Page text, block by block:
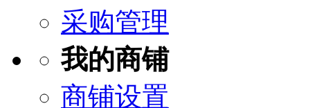
采购管理
我的商铺
商铺设置